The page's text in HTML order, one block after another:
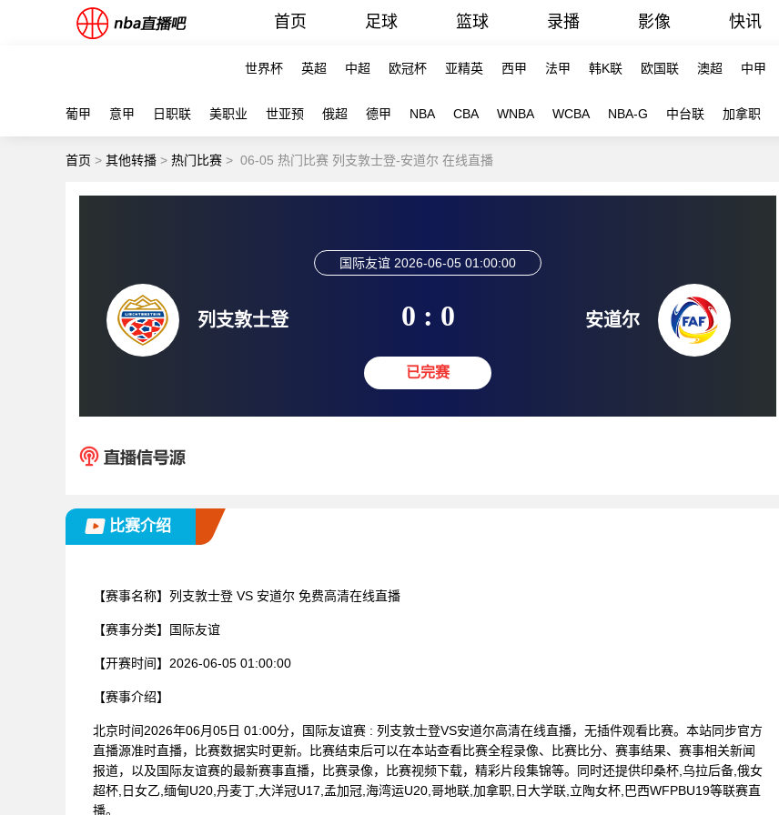
首页 足球 篮球 录播 影像 快讯
世界杯 英超 中超 欧冠杯 亚精英 西甲 法甲 韩K联 欧国联 澳超 中甲
葡甲 意甲 日职联 美职业 世亚预 俄超 德甲 NBA CBA WNBA WCBA NBA-G 中台联 加拿职
首页 > 其他转播 > 热门比赛 > 06-05 热门比赛 列支敦士登-安道尔 在线直播
列支敦士登
国际友谊 2026-06-05 01:00:00
0 : 0
已完赛
安道尔
比赛介绍
【赛事名称】 列支敦士登 VS 安道尔 免费高清在线直播
【赛事分类】 国际友谊
【开赛时间】 2026-06-05 01:00:00
【赛事介绍】
北京时间2026年06月05日 01:00分，国际友谊赛 : 列支敦士登VS安道尔高清在线直播，无插件观看比赛。本站同步官方
直播源准时直播，比赛数据实时更新。比赛结束后可以在本站查看比赛全程录像、比赛比分、赛事结果、赛事相关新闻
报道，以及国际友谊赛的最新赛事直播，比赛录像，比赛视频下载，精彩片段集锦等。同时还提供印桑杯,乌拉后备,俄女
超杯,日女乙,缅甸U20,丹麦丁,大洋冠U17,孟加冠,海湾运U20,哥地联,加拿职,日大学联,立陶女杯,巴西WFPBU19等联赛直
播。